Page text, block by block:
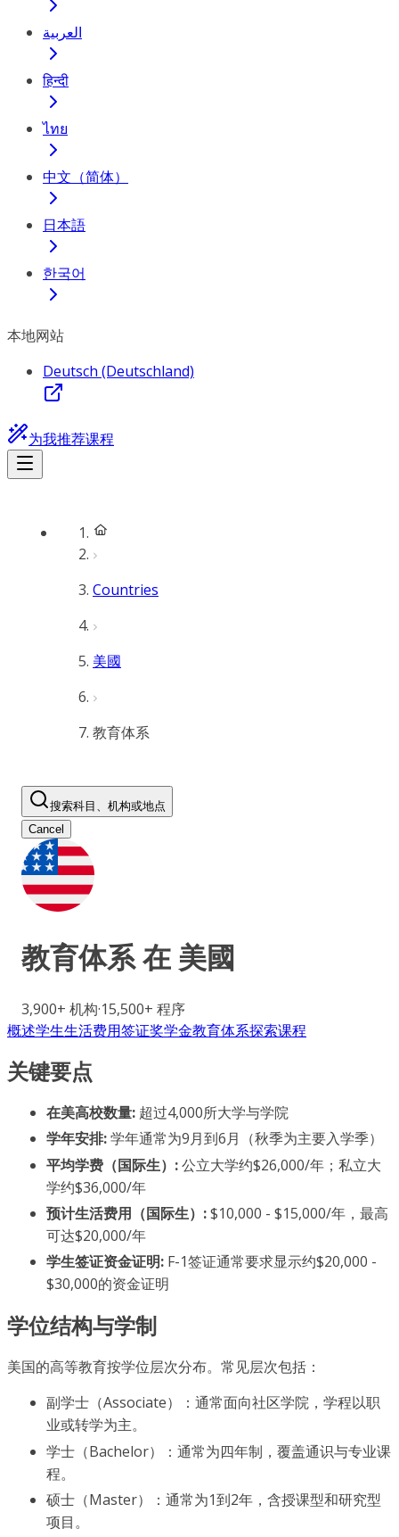
العربية
हिन्दी
ไทย
中文（简体）
日本語
한국어
本地网站
Deutsch (Deutschland)
为我推荐课程
Countries
美國
教育体系
搜索科目、机构或地点
Cancel
教育体系 在 美國
3,900+ 机构·15,500+ 程序
概述学生生活费用签证奖学金教育体系探索课程
关键要点
在美高校数量: 超过4,000所大学与学院
学年安排:学年通常为9月到6月（秋季为主要入学季）
平均学费（国际生）:公立大学约$26,000/年；私立大
学约$36,000/年
预计生活费用（国际生）:$10,000 - $15,000/年，最高
可达$20,000/年
学生签证资金证明: F-1签证通常要求显示约$20,000 -
$30,000的资金证明
学位结构与学制
美国的高等教育按学位层次分布。常见层次包括：
副学士（Associate）：通常面向社区学院，学程以职
业或转学为主。
学士（Bachelor）：通常为四年制，覆盖通识与专业课
程。
硕士（Master）：通常为1到2年，含授课型和研究型
项目。